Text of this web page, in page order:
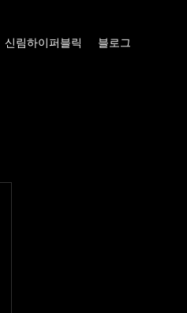
신림하이퍼블릭 블로그